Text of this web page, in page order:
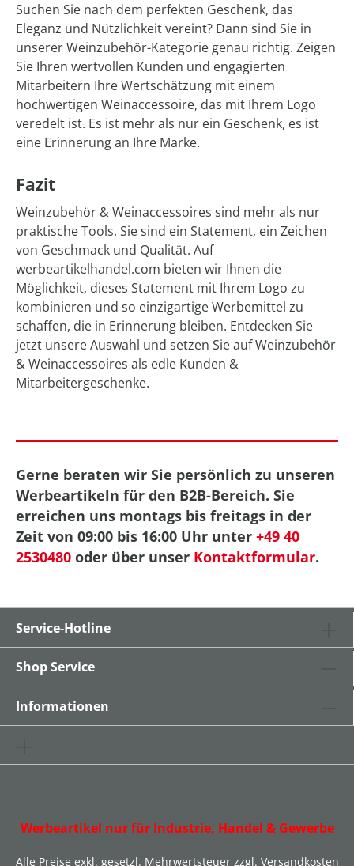
Suchen Sie nach dem perfekten Geschenk, das
Eleganz und Nützlichkeit vereint? Dann sind Sie in
unserer Weinzubehör-Kategorie genau richtig. Zeigen
Sie Ihren wertvollen Kunden und engagierten
Mitarbeitern Ihre Wertschätzung mit einem
hochwertigen Weinaccessoire, das mit Ihrem Logo
veredelt ist. Es ist mehr als nur ein Geschenk, es ist
eine Erinnerung an Ihre Marke.
Fazit
Weinzubehör & Weinaccessoires sind mehr als nur
praktische Tools. Sie sind ein Statement, ein Zeichen
von Geschmack und Qualität. Auf
werbeartikelhandel.com bieten wir Ihnen die
Möglichkeit, dieses Statement mit Ihrem Logo zu
kombinieren und so einzigartige Werbemittel zu
schaffen, die in Erinnerung bleiben. Entdecken Sie
jetzt unsere Auswahl und setzen Sie auf Weinzubehör
& Weinaccessoires als edle Kunden &
Mitarbeitergeschenke.
Gerne beraten wir Sie persönlich zu unseren
Werbeartikeln für den B2B-Bereich. Sie
erreichen uns montags bis freitags in der
Zeit von 09:00 bis 16:00 Uhr unter +49 40
2530480 oder über unser Kontaktformular.
Service-Hotline
Shop Service
Informationen
Werbeartikel nur für Industrie, Handel & Gewerbe
Alle Preise exkl. gesetzl. Mehrwertsteuer zzgl. Versandkosten